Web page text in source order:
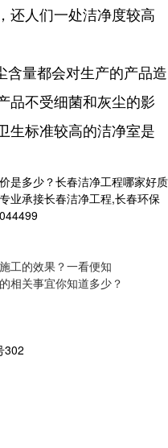
还人们一处洁净度较高
含量都会对生产的产品造
品不受细菌和灰尘的影
生标准较高的洁净室是
是多少？长春洁净工程哪家好质
业承接长春洁净工程,长春环保
工的效果？一看便知
相关事宜你知道多少？
302